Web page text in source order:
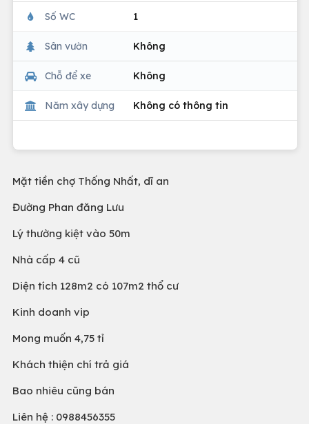
Số WC 1
Sân vườn Không
Chỗ để xe Không
Năm xây dựng Không có thông tin
Mặt tiền chợ Thống Nhất, dĩ an
Đường Phan đăng Lưu
Lý thường kiệt vào 50m
Nhà cấp 4 cũ
Diện tích 128m2 có 107m2 thổ cư
Kinh doanh vip
Mong muốn 4,75 tỉ
Khách thiện chí trả giá
Bao nhiêu cũng bán
Liên hệ : 0988456355